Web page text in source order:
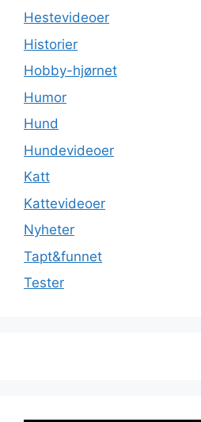
Hestevideoer
Historier
Hobby-hjørnet
Humor
Hund
Hundevideoer
Katt
Kattevideoer
Nyheter
Tapt&funnet
Tester